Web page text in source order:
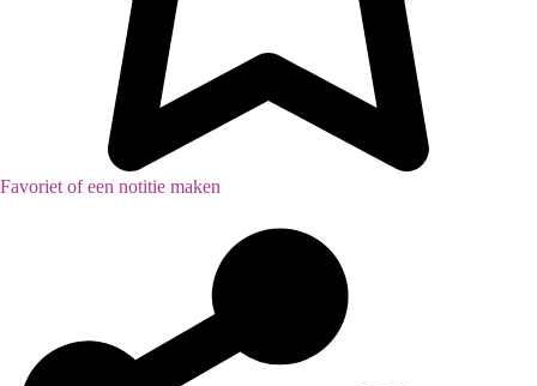
Favoriet of een notitie maken